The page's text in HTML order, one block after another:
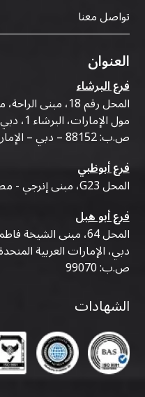
تواصل معنا
العنوان
فرع البرشاء
المحل رقم 18،
مول الإمارات، البرشاء 1، دبي
ص.ب: 88152 – دبي – الإمارات العربية المتحدة
فرع أبوظبي
المحل G23، مبنى إنرجي - مصفح - M20 - أبوظبي
فرع أبو هيل
المحل 64، مبنى
دبي، الإمارات العربية
ص.ب: 99070
الشهادات